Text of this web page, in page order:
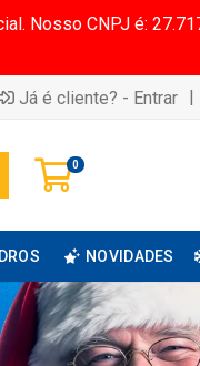
Nosso CNPJ é:
Já é cliente? - Entrar |
0
NOVIDADES